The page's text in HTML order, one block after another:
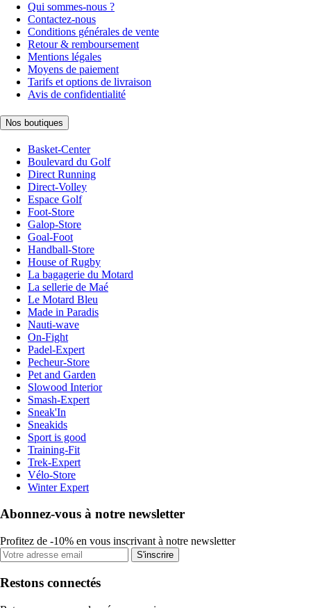
Qui sommes-nous ?
Contactez-nous
Conditions générales de vente
Retour & remboursement
Mentions légales
Moyens de paiement
Tarifs et options de livraison
Avis de confidentialité
Nos boutiques
Basket-Center
Boulevard du Golf
Direct Running
Direct-Volley
Espace Golf
Foot-Store
Galop-Store
Goal-Foot
Handball-Store
House of Rugby
La bagagerie du Motard
La sellerie de Maé
Le Motard Bleu
Made in Paradis
Nauti-wave
On-Fight
Padel-Expert
Pecheur-Store
Pet and Garden
Slowood Interior
Smash-Expert
Sneak'In
Sneakids
Sport is good
Training-Fit
Trek-Expert
Vélo-Store
Winter Expert
Abonnez-vous à notre newsletter
Profitez de -10% en vous inscrivant à notre newsletter
S'inscrire
Restons connectés